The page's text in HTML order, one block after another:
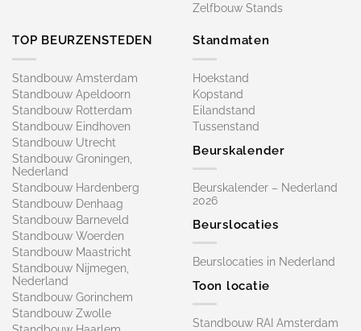
Zelfbouw Stands
TOP BEURZENSTEDEN
Standbouw Amsterdam
Standbouw Apeldoorn
Standbouw Rotterdam
Standbouw Eindhoven
Standbouw Utrecht
Standbouw Groningen,
Nederland
Standbouw Hardenberg
Standbouw Denhaag
Standbouw Barneveld
Standbouw Woerden
Standbouw Maastricht
Standbouw Nijmegen,
Nederland
Standbouw Gorinchem
Standbouw Zwolle
Standmaten
Hoekstand
Kopstand
Eilandstand
Tussenstand
Beurskalender
Beurskalender – Nederland
2026
Beurslocaties
Beurslocaties in Nederland
Toon locatie
Standbouw RAI Amsterdam